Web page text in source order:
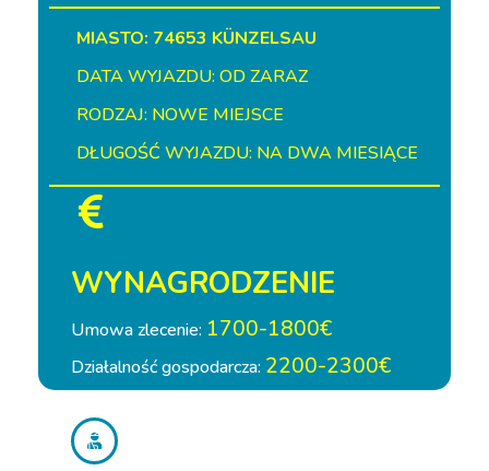
MIASTO: 74653 KÜNZELSAU
DATA WYJAZDU: OD ZARAZ
RODZAJ: NOWE MIEJSCE
DŁUGOŚĆ WYJAZDU: NA DWA MIESIĄCE
WYNAGRODZENIE
Umowa zlecenie: 1700-1800€
Działalność gospodarcza: 2200-2300€